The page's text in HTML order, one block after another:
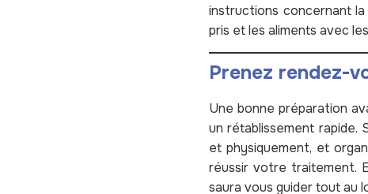
instructions concernant
pris et les aliments avec
Prenez rendez-
Une bonne préparation
un rétablissement
et physiquement, et
réussir votre traitement.
saura vous guider tout au